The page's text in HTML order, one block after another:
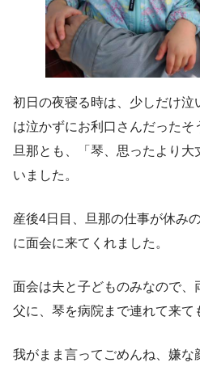
初日の夜寝る時は、少しだけ
は泣かずにお利口さんだったそ
旦那とも、「琴、思ったより
いました。
産後4日目、旦那の仕事が休み
に面会に来てくれました。
面会は夫と子どものみなので、
父に、琴を病院まで連れて来て
我がまま言ってごめんね、嫌な